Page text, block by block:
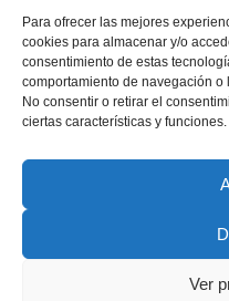
Para ofrecer las mejores
cookies para almacenar y/o
consentimiento de estas
comportamiento de navegación
No consentir o retirar el
ciertas características y funciones.
Ver
Copyright © 2022 ADSP